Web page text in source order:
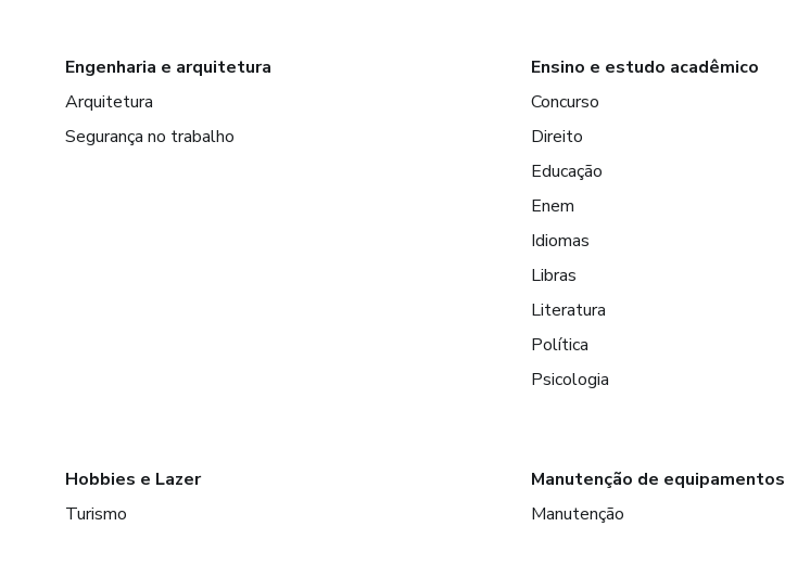
Engenharia e arquitetura
Arquitetura
Segurança no trabalho
Ensino e estudo acadêmico
Concurso
Direito
Educação
Enem
Idiomas
Libras
Literatura
Política
Psicologia
Hobbies e Lazer
Turismo
Manutenção de equipamentos
Manutenção